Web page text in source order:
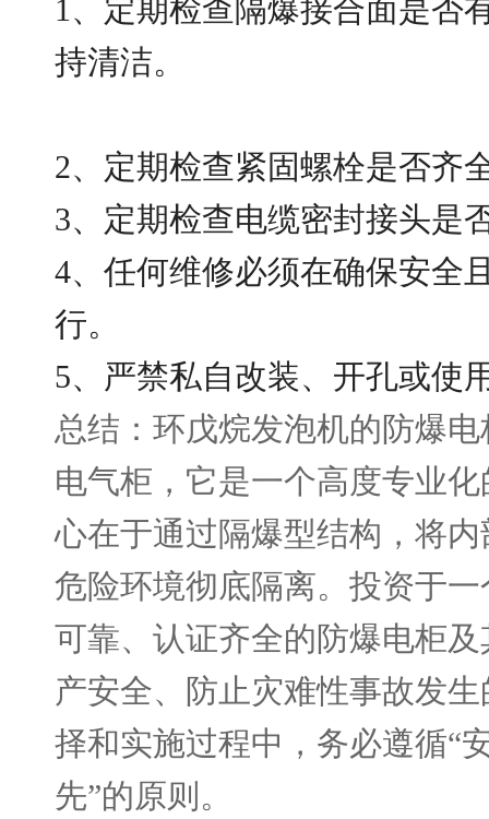
1、定期检查隔爆接合面是否
持清洁。
2、定期检查紧固螺栓是否齐
3、定期检查电缆密封接头是
4、任何维修必须在确保安全
行。
5、严禁私自改装、开孔或使
总结：环戊烷发泡机的防爆
电气柜，它是一个高度专业
心在于通过隔爆型结构，将
危险环境彻底隔离。投资于
可靠、认证齐全的防爆电柜
产安全、防止灾难性事故发
择和实施过程中，务必遵循“
先”的原则。